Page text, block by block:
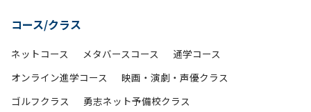
コース/クラス
ネットコース メタバースコース
通学コース
オンライン進学コース
映画・演劇・声優クラス
ゴルフクラス
勇志ネット予備校クラス